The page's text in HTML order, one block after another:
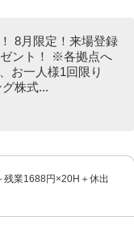
8月限定！来場登録
ント！ ※各拠点へ
お一人様1回限り
株式...
業1688円×20H＋休出